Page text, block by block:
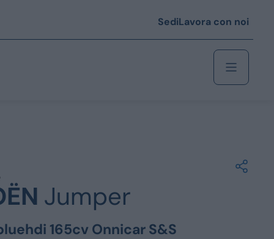
SediLavora con noi
25.000
€ 35.000
Monovolume
Jumper
165cv Onnicar S&S